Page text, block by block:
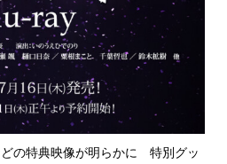
どの特典映像が明らかに 特別グッ